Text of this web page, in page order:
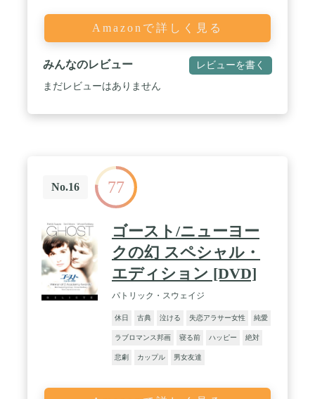
Amazonで詳しく見る
みんなのレビュー レビューを書く
まだレビューはありません
No.16 77
ゴースト/ニューヨー
クの幻 スペシャル・
エディション [DVD]
パトリック・スウェイジ
休日 古典 泣ける 失恋アラサー女性 純愛
ラブロマンス邦画 寝る前 ハッピー 絶対
悲劇 カップル 男女友達